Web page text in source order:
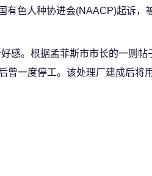
色人种协进会(NAACP)起诉，
感。根据孟菲斯市市长的一则
曾一度停工。该处理厂建成后将